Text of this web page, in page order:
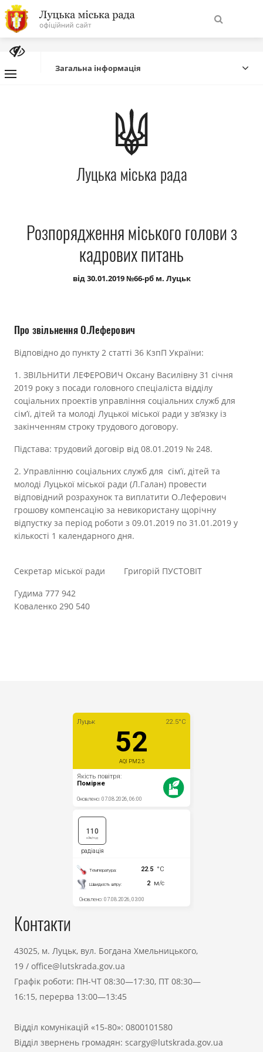
На
головну
Про місто
Міська влада
Міська рада
Публічна інформація
Прозорість влади
Загальна інформація
Луцька міська рада
Розпорядження міського голови з
кадрових питань
від 30.01.2019 №66-рб м. Луцьк
Про звільнення О.Леферович
Відповідно до пункту 2 статті 36 КзпП України:
1. ЗВІЛЬНИТИ ЛЕФЕРОВИЧ Оксану Василівну 31 січня
2019 року з посади головного спеціаліста відділу
соціальних проектів управління соціальних служб для
сім’ї, дітей та молоді Луцької міської ради у зв’язку із
закінченням строку трудового договору.
Підстава: трудовий договір від 08.01.2019 № 248.
2. Управлінню соціальних служб для сім’ї, дітей та
молоді Луцької міської ради (Л.Галан) провести
відповідний розрахунок та виплатити О.Леферович
грошову компенсацію за невикористану щорічну
відпустку за період роботи з 09.01.2019 по 31.01.2019 у
кількості 1 календарного дня.
Секретар міської ради Григорій ПУСТОВІТ
Гудима 777 942
Коваленко 290 540
Контакти
43025, м. Луцьк, вул. Богдана Хмельницького,
19 / office@lutskrada.gov.ua
Графік роботи: ПН-ЧТ 08:30—17:30, ПТ 08:30—
16:15, перерва 13:00—13:45
Відділ комунікацій «15-80»: 0800101580
Відділ звернень громадян: scargy@lutskrada.gov.ua